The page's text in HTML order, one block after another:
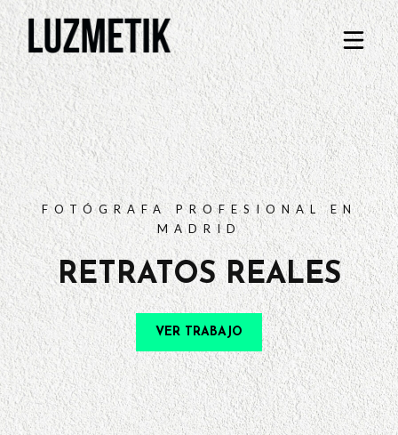
TARIFAS
PREGUNTAS FRECUENTES
CONTACTO
FOTÓGRAFA PROFESIONAL EN
MADRID
RETRATOS REALES
VER TRABAJO